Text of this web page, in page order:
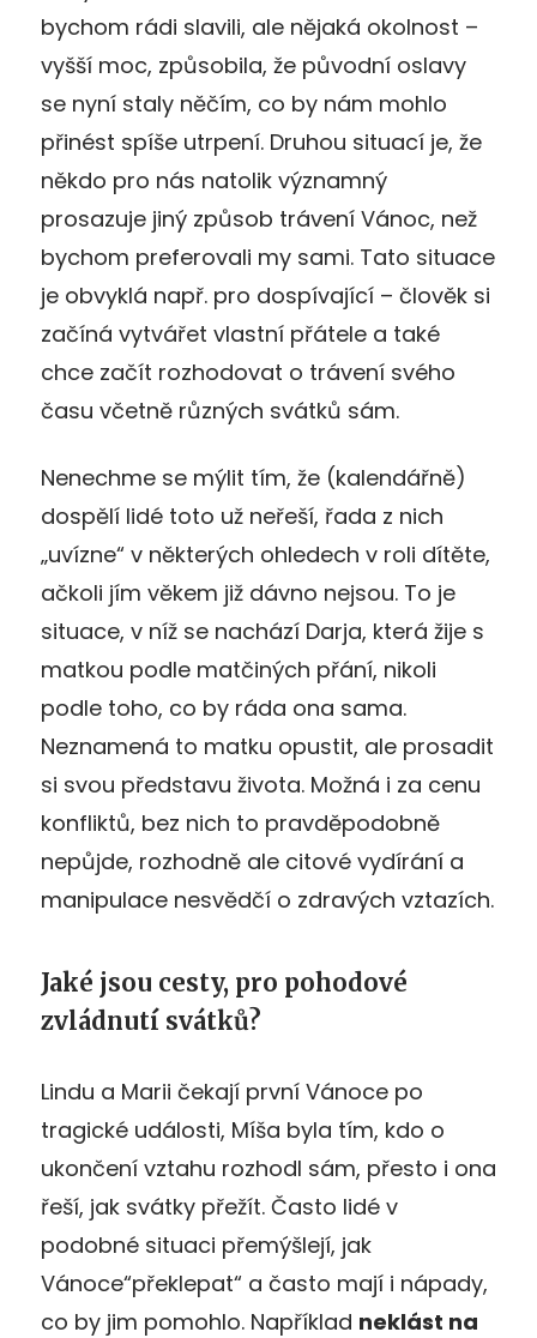
bychom rádi slavili, ale nějaká okolnost –
vyšší moc, způsobila, že původní oslavy
se nyní staly něčím, co by nám mohlo
přinést spíše utrpení. Druhou situací je, že
někdo pro nás natolik významný
prosazuje jiný způsob trávení Vánoc, než
bychom preferovali my sami. Tato situace
je obvyklá např. pro dospívající – člověk si
začíná vytvářet vlastní přátele a také
chce začít rozhodovat o trávení svého
času včetně různých svátků sám.
Nenechme se mýlit tím, že (kalendářně)
dospělí lidé toto už neřeší, řada z nich
„uvízne“ v některých ohledech v roli dítěte,
ačkoli jím věkem již dávno nejsou. To je
situace, v níž se nachází Darja, která žije s
matkou podle matčiných přání, nikoli
podle toho, co by ráda ona sama.
Neznamená to matku opustit, ale prosadit
si svou představu života. Možná i za cenu
konfliktů, bez nich to pravděpodobně
nepůjde, rozhodně ale citové vydírání a
manipulace nesvědčí o zdravých vztazích.
Jaké jsou cesty, pro pohodové
zvládnutí svátků?
Lindu a Marii čekají první Vánoce po
tragické události, Míša byla tím, kdo o
ukončení vztahu rozhodl sám, přesto i ona
řeší, jak svátky přežít. Často lidé v
podobné situaci přemýšlejí, jak
Vánoce“překlepat“ a často mají i nápady,
co by jim pomohlo. Například neklást na